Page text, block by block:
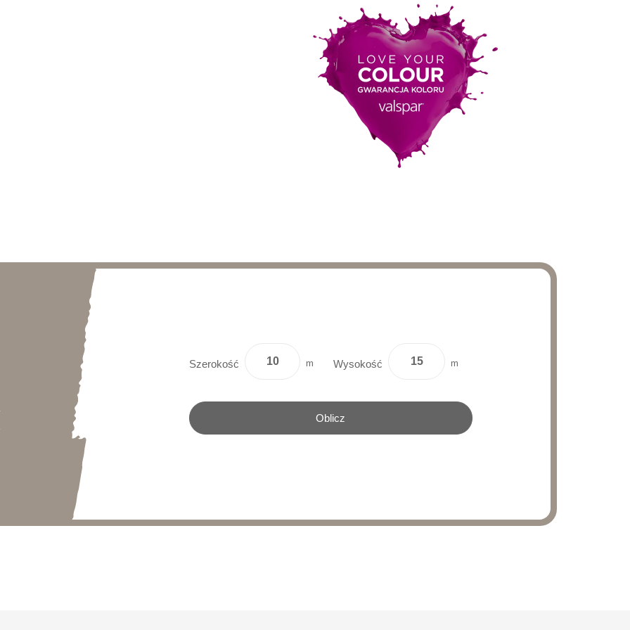
Szerokość m Wysokość m